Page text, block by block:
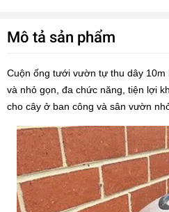
Mô tả sản phẩm
Cuộn ống tưới vườn tự thu dây 10m
và nhỏ gọn, đa chức năng, tiện lợi
cho cây ở ban công và sân vườn